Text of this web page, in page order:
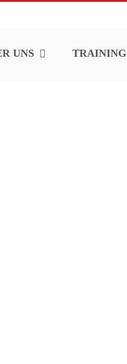
UNS TRAINING